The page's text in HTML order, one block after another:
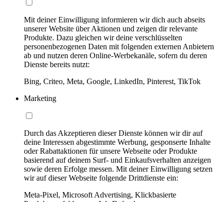
Mit deiner Einwilligung informieren wir dich auch abseits
unserer Website über Aktionen und zeigen dir relevante
Produkte. Dazu gleichen wir deine verschlüsselten
personenbezogenen Daten mit folgenden externen Anbietern
ab und nutzen deren Online-Werbekanäle, sofern du deren
Dienste bereits nutzt:
Bing, Criteo, Meta, Google, LinkedIn, Pinterest, TikTok
Marketing
Durch das Akzeptieren dieser Dienste können wir dir auf
deine Interessen abgestimmte Werbung, gesponserte Inhalte
oder Rabattaktionen für unsere Webseite oder Produkte
basierend auf deinem Surf- und Einkaufsverhalten anzeigen
sowie deren Erfolge messen. Mit deiner Einwilligung setzen
wir auf dieser Webseite folgende Drittdienste ein:
Meta-Pixel, Microsoft Advertising, Klickbasierte